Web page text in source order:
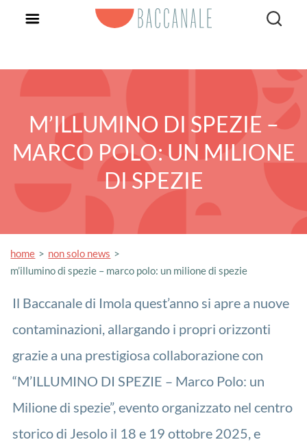
M’ILLUMINO DI SPEZIE –
MARCO POLO: UN MILIONE
DI SPEZIE
home
non solo news
m’illumino di spezie – marco polo: un milione di spezie
Il Baccanale di Imola quest’anno si apre a nuove
contaminazioni, allargando i propri orizzonti
grazie a una prestigiosa collaborazione con
“M’ILLUMINO DI SPEZIE – Marco Polo: un
Milione di spezie”, evento organizzato nel centro
storico di Jesolo il 18 e 19 ottobre 2025, e